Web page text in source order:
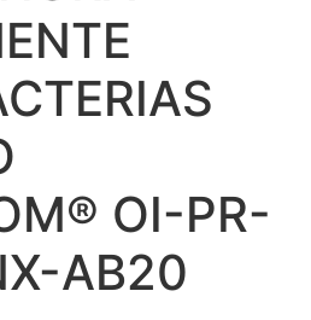
OI-PR-
AB20